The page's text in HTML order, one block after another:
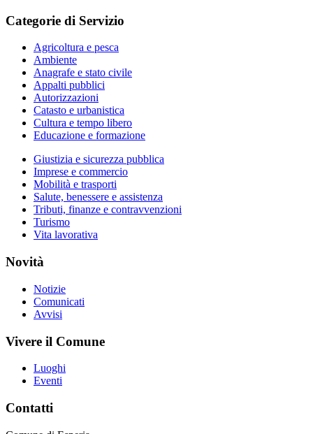
Categorie di Servizio
Agricoltura e pesca
Ambiente
Anagrafe e stato civile
Appalti pubblici
Autorizzazioni
Catasto e urbanistica
Cultura e tempo libero
Educazione e formazione
Giustizia e sicurezza pubblica
Imprese e commercio
Mobilità e trasporti
Salute, benessere e assistenza
Tributi, finanze e contravvenzioni
Turismo
Vita lavorativa
Novità
Notizie
Comunicati
Avvisi
Vivere il Comune
Luoghi
Eventi
Contatti